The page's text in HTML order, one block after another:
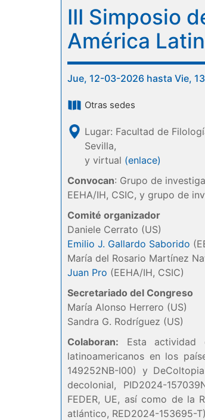
III Simposio
América
Jue, 12-03-2026 hasta Vie,
Otras sedes
Lugar: Facultad de
Sevilla,
y virtual (enlace)
Convocan: Grupo de
EEHA/IH, CSIC, y grupo de
Comité organizador
Daniele Cerrato (US)
Emilio J. Gallardo Saborido
María del Rosario Martínez
Juan Pro (EEHA/IH, CSIC)
Secretariado del Congreso
María Alonso Herrero (US)
Sandra G. Rodríguez (US)
Colaboran: Esta actividad
latinoamericanos en los
149252NB-I00) y
decolonial, PID2024-
FEDER, UE, así como de la
atlántico, RED2024-153695-